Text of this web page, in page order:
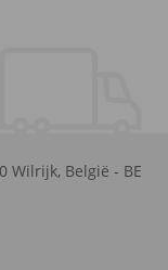
Wilrijk, België - BE